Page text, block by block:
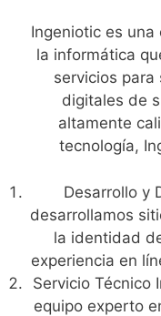
Ingeniotic es
la informática
servicios
digitales de
altamente
tecnología,
Desarrollo y
desarrollamos
la identidad
experiencia en
Servicio Técnico
equipo experto